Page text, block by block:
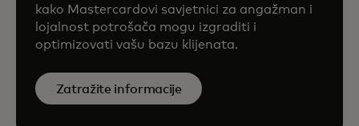
kako Mastercardovi savjetnici za angažman i
lojalnost potrošača mogu izgraditi i
optimizovati vašu bazu klijenata.
Zatražite informacije